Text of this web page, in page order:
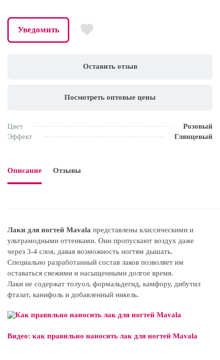
Оставить отзыв
Посмотреть оптовые цены
Цвет
Розовый
Эффект
Глянцевый
Уведомить
Описание Отзывы
Лаки для ногтей Mavala представлены классическими и
ультрамодными оттенками. Они пропускают воздух даже
через 3-4 слоя, давая возможность ногтям дышать.
Специально разработанный состав лаков позволяет им
оставаться свежими и насыщенными долгое время.
Лаки не содержат толуол, формальдегид, камфору, дибутил
фталат, канифоль и добавленный никель.
Видео: как правильно наносить лак для ногтей Mavala